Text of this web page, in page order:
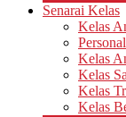
Senarai Kelas
Kelas
Kelas
Kelas
Kelas
Kelas